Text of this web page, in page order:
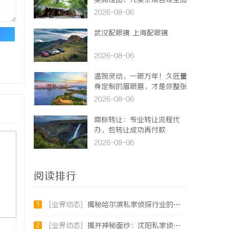
类承运解决方案
2026-08-06
武汉配眼镜 上海配眼镜
2026-08-06
温婉灵动，一眼万年！久匠量
身定制的眉眼唇，才是你整张
脸的点睛之笔！淡颜系女生的
2026-08-06
商标转让：专业转让流程代
办，包转让成功再付款
2026-08-06
阅读排行
1 [业界动态] 揭秘哈尔滨私家侦探行业的现状与发展趋势
2 [业界动态] 揭开神秘面纱：沈阳私家侦探行业的现状与发展